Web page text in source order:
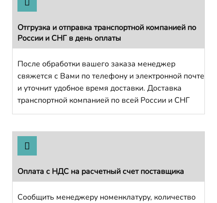
Отгрузка и отправка транспортной компанией по
России и СНГ в день оплаты
После обработки вашего заказа менеджер
свяжется с Вами по телефону и электронной почте
и уточнит удобное время доставки. Доставка
транспортной компанией по всей России и СНГ
Оплата с НДС на расчетный счет поставщика
Сообщить менеджеру номенклатуру, количество